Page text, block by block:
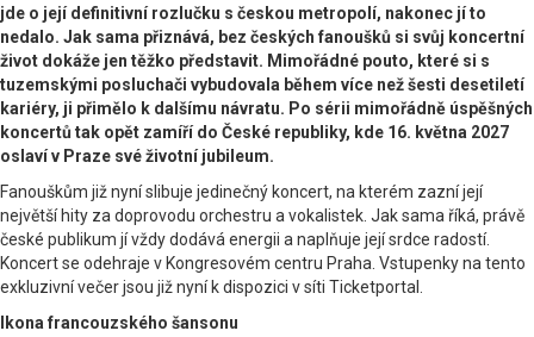
jde o její definitivní rozlučku s českou metropolí, nakonec jí to
nedalo. Jak sama přiznává, bez českých fanoušků si svůj koncertní
život dokáže jen těžko představit. Mimořádné pouto, které si s
tuzemskými posluchači vybudovala během více než šesti desetiletí
kariéry, ji přimělo k dalšímu návratu. Po sérii mimořádně úspěšných
koncertů tak opět zamíří do České republiky, kde 16. května 2027
oslaví v Praze své životní jubileum.
Fanouškům již nyní slibuje jedinečný koncert, na kterém zazní její
největší hity za doprovodu orchestru a vokalistek. Jak sama říká, právě
české publikum jí vždy dodává energii a naplňuje její srdce radostí.
Koncert se odehraje v Kongresovém centru Praha. Vstupenky na tento
exkluzivní večer jsou již nyní k dispozici v síti Ticketportal.
Ikona francouzského šansonu